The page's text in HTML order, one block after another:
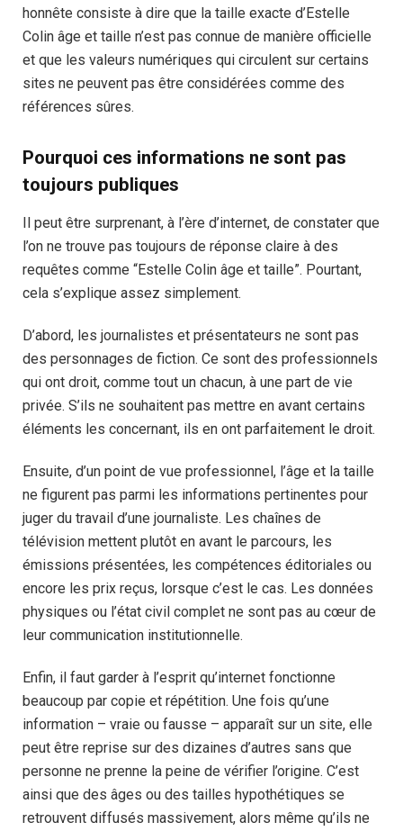
honnête consiste à dire que la taille exacte d’Estelle
Colin âge et taille n’est pas connue de manière officielle
et que les valeurs numériques qui circulent sur certains
sites ne peuvent pas être considérées comme des
références sûres.
Pourquoi ces informations ne sont pas
toujours publiques
Il peut être surprenant, à l’ère d’internet, de constater que
l’on ne trouve pas toujours de réponse claire à des
requêtes comme “Estelle Colin âge et taille”. Pourtant,
cela s’explique assez simplement.
D’abord, les journalistes et présentateurs ne sont pas
des personnages de fiction. Ce sont des professionnels
qui ont droit, comme tout un chacun, à une part de vie
privée. S’ils ne souhaitent pas mettre en avant certains
éléments les concernant, ils en ont parfaitement le droit.
Ensuite, d’un point de vue professionnel, l’âge et la taille
ne figurent pas parmi les informations pertinentes pour
juger du travail d’une journaliste. Les chaînes de
télévision mettent plutôt en avant le parcours, les
émissions présentées, les compétences éditoriales ou
encore les prix reçus, lorsque c’est le cas. Les données
physiques ou l’état civil complet ne sont pas au cœur de
leur communication institutionnelle.
Enfin, il faut garder à l’esprit qu’internet fonctionne
beaucoup par copie et répétition. Une fois qu’une
information – vraie ou fausse – apparaît sur un site, elle
peut être reprise sur des dizaines d’autres sans que
personne ne prenne la peine de vérifier l’origine. C’est
ainsi que des âges ou des tailles hypothétiques se
retrouvent diffusés massivement, alors même qu’ils ne